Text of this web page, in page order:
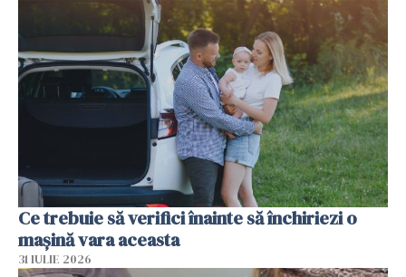
Ce trebuie să verifici înainte să închiriezi o
mașină vara aceasta
31 IULIE 2026